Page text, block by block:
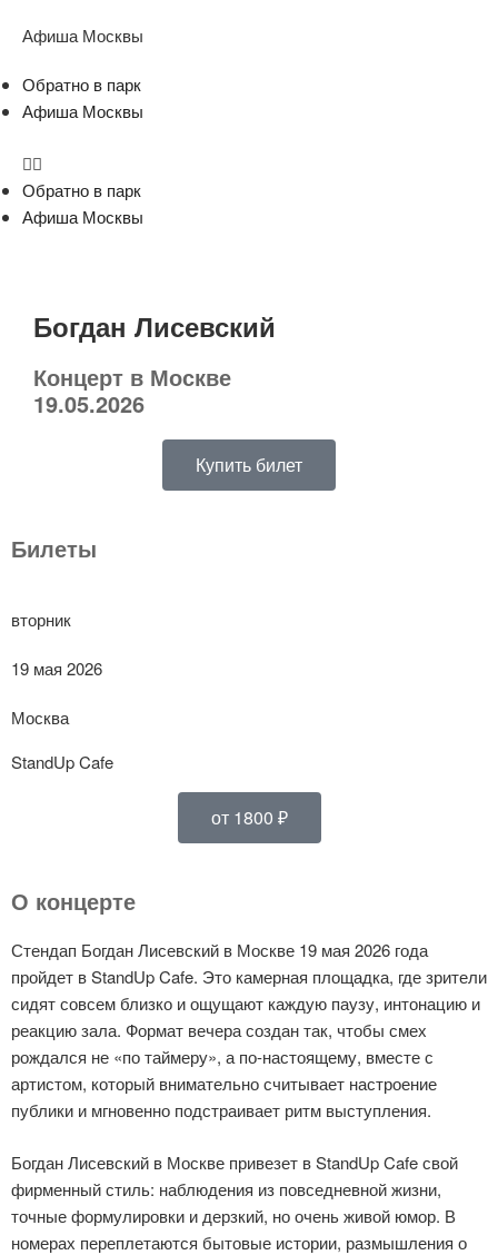
Афиша Москвы
Обратно в парк
Афиша Москвы
Обратно в парк
Афиша Москвы
Богдан Лисевский
Концерт в Москве
19.05.2026
Купить билет
Билеты
вторник
19 мая 2026
Москва
StandUp Cafe
от 1800 ₽
О концерте
Стендап Богдан Лисевский в Москве 19 мая 2026 года
пройдет в StandUp Cafe. Это камерная площадка, где зрители
сидят совсем близко и ощущают каждую паузу, интонацию и
реакцию зала. Формат вечера создан так, чтобы смех
рождался не «по таймеру», а по-настоящему, вместе с
артистом, который внимательно считывает настроение
публики и мгновенно подстраивает ритм выступления.
Богдан Лисевский в Москве привезет в StandUp Cafe свой
фирменный стиль: наблюдения из повседневной жизни,
точные формулировки и дерзкий, но очень живой юмор. В
номерах переплетаются бытовые истории, размышления о